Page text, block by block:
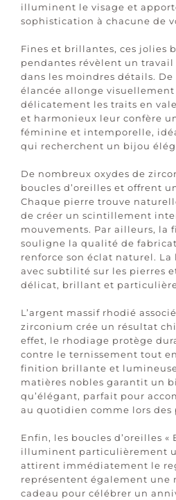
illuminent le visage et
sophistication à chacune de
Fines et brillantes, ces jolies
pendantes révèlent un
dans les moindres détails.
élancée allonge
délicatement les traits en
et harmonieux leur confère
féminine et intemporelle,
qui recherchent un bijou
De nombreux oxydes de
boucles d’oreilles et offrent
Chaque pierre trouve
de créer un scintillement
mouvements. Par ailleurs, la
souligne la qualité de
renforce son éclat naturel.
avec subtilité sur les pierres
délicat, brillant et
L’argent massif rhodié
zirconium crée un résultat
effet, le rhodiage protège
contre le ternissement tout
finition brillante et
matières nobles garantit un
qu’élégant, parfait pour
au quotidien comme lors des
Enfin, les boucles d’oreilles «
illuminent particulièrement
attirent immédiatement le
représentent également une
cadeau pour célébrer un